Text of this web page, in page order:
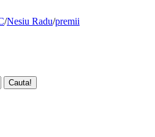
/Nesiu Radu/premii